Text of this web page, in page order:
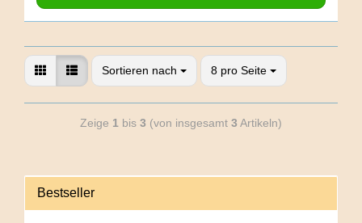
Sortieren nach 8 pro Seite
Zeige 1 bis 3 (von insgesamt 3 Artikeln)
Bestseller